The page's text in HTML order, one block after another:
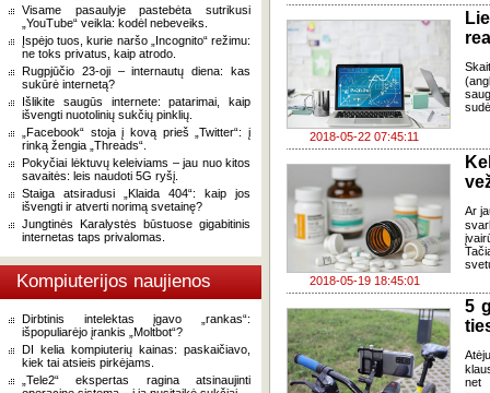
Visame pasaulyje pastebėta sutrikusi
„YouTube“ veikla: kodėl nebeveiks.
Įspėjo tuos, kurie naršo „Incognito“ režimu:
ne toks privatus, kaip atrodo.
Rugpjūčio 23-oji – internautų diena: kas
sukūrė internetą?
Išlikite saugūs internete: patarimai, kaip
išvengti nuotolinių sukčių pinklių.
„Facebook“ stoja į kovą prieš „Twitter“: į
rinką žengia „Threads“.
Pokyčiai lėktuvų keleiviams – jau nuo kitos
savaitės: leis naudoti 5G ryšį.
Staiga atsiradusi „Klaida 404“: kaip jos
išvengti ir atverti norimą svetainę?
Jungtinės Karalystės būstuose gigabitinis
internetas taps privalomas.
Kompiuterijos naujienos
Dirbtinis intelektas įgavo „rankas“:
išpopuliarėjo įrankis „Moltbot“?
DI kelia kompiuterių kainas: paskaičiavo,
kiek tai atsieis pirkėjams.
„Tele2“ ekspertas ragina atsinaujinti
2018-05-22 07:45:11
2018-05-19 18:45:01
Ar
5
net